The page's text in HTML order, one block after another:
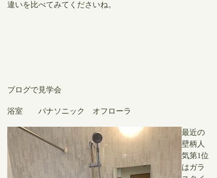
違いを比べてみてくださいね。
ブログで見学会
浴室 パナソニック オフローラ
最近の
壁柄 人
気第1位
はガラ